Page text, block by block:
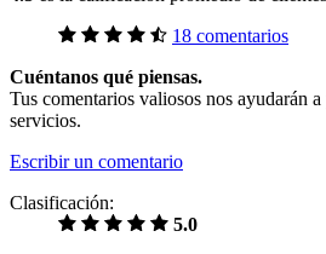
18 comentarios
Cuéntanos qué piensas.
Tus comentarios valiosos nos ayudarán
servicios.
Escribir un comentario
Clasificación:
5.0